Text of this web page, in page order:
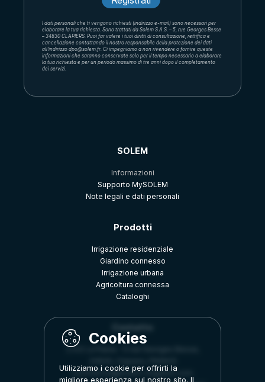
I dati personali che ti vengono richiesti (indirizzo e-mail) sono necessari per
elaborare la tua richiesta. Sono trattati da Solem S.A.S. – 5, rue Georges Besse
– 34830 CLAPIERS. Puoi far valere i tuoi diritti di consultazione, rettifica e
cancellazione contattando il nostro responsabile della protezione dei dati
all'indirizzo dpo@solem.fr. Ci impegniamo a non rivendere o fornire queste
informazioni che saranno conservate solo per il tempo necessario a elaborare
la tua richiesta e per un periodo massimo di tre anni dopo il completamento
dei servizi.
SOLEM
Informazioni
Supporto MySOLEM
Note legali e dati personali
Prodotti
Irrigazione residenziale
Giardino connesso
Irrigazione urbana
Agricoltura connessa
Cataloghi
Z.A.E La Plaine - 5 rue Georges Besse,
commercial@solem-irrigation.com
Utilizziamo i cookie per offrirti la
migliore esperienza sul nostro sito. Il